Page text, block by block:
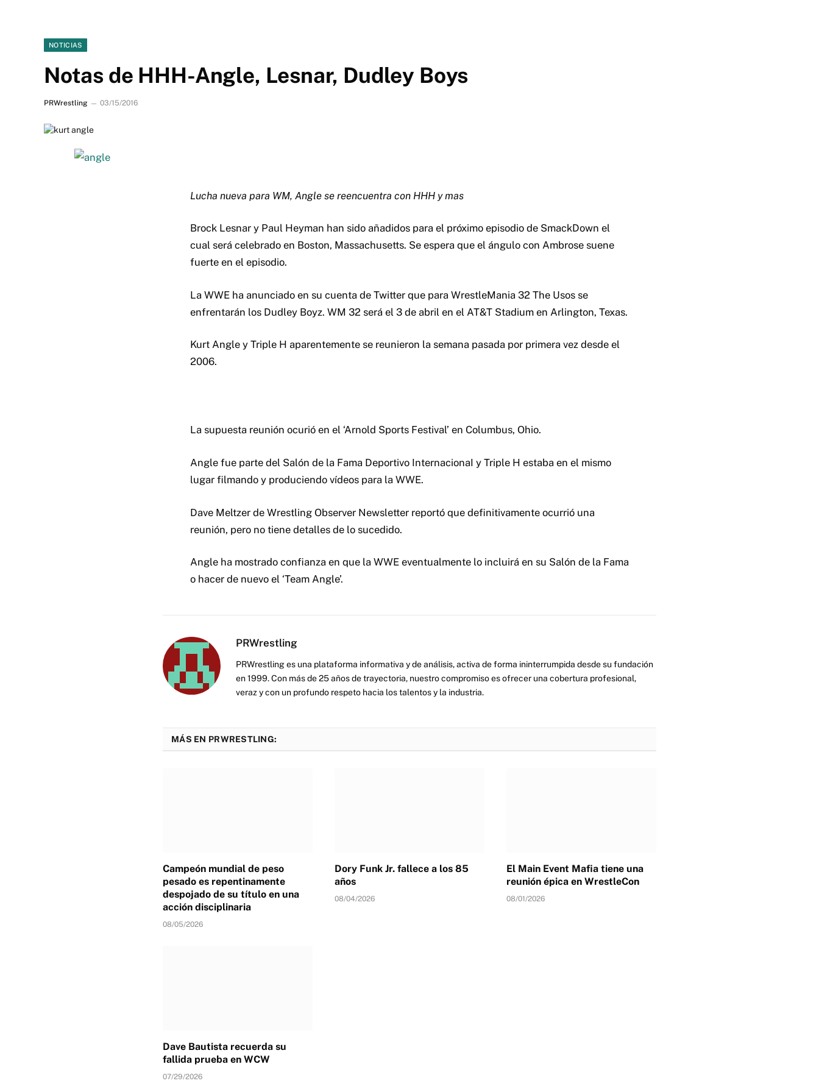
NOTICIAS
Notas de HHH-Angle, Lesnar, Dudley Boys
PRWrestling 03/15/2016
Lucha nueva para WM, Angle se reencuentra con HHH y mas
Brock Lesnar y Paul Heyman han sido añadidos para el próximo episodio de SmackDown el
cual será celebrado en Boston, Massachusetts. Se espera que el ángulo con Ambrose suene
fuerte en el episodio.
La WWE ha anunciado en su cuenta de Twitter que para WrestleMania 32 The Usos se
enfrentarán los Dudley Boyz. WM 32 será el 3 de abril en el AT&T Stadium en Arlington, Texas.
Kurt Angle y Triple H aparentemente se reunieron la semana pasada por primera vez desde el
2006.
La supuesta reunión ocurió en el ‘Arnold Sports Festival’ en Columbus, Ohio.
Angle fue parte del Salón de la Fama Deportivo InternacionaI y Triple H estaba en el mismo
lugar filmando y produciendo vídeos para la WWE.
Dave Meltzer de Wrestling Observer Newsletter reportó que definitivamente ocurrió una
reunión, pero no tiene detalles de lo sucedido.
Angle ha mostrado confianza en que la WWE eventualmente lo incluirá en su Salón de la Fama
o hacer de nuevo el ‘Team Angle’.
PRWrestling
PRWrestling es una plataforma informativa y de análisis, activa de forma ininterrumpida desde su fundación
en 1999. Con más de 25 años de trayectoria, nuestro compromiso es ofrecer una cobertura profesional,
veraz y con un profundo respeto hacia los talentos y la industria.
MÁS EN PRWRESTLING:
Campeón mundial de peso
pesado es repentinamente
despojado de su título en una
acción disciplinaria
08/05/2026
Dory Funk Jr. fallece a los 85
años
08/04/2026
El Main Event Mafia tiene una
reunión épica en WrestleCon
08/01/2026
Dave Bautista recuerda su
fallida prueba en WCW
07/29/2026